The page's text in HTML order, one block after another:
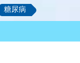
糖尿病
動脈硬化
心
ール肝疾患
ニア／フレイル
糖尿病